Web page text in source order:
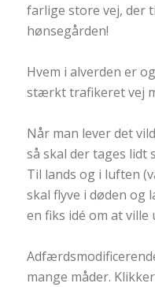
farlige store vej, der
hønsegården!
Hvem i alverden er
stærkt trafikeret vej
Når man lever det
så skal der tages
Til lands og i luften
skal flyve i døden og
en fiks idé om at ville
mange måder.